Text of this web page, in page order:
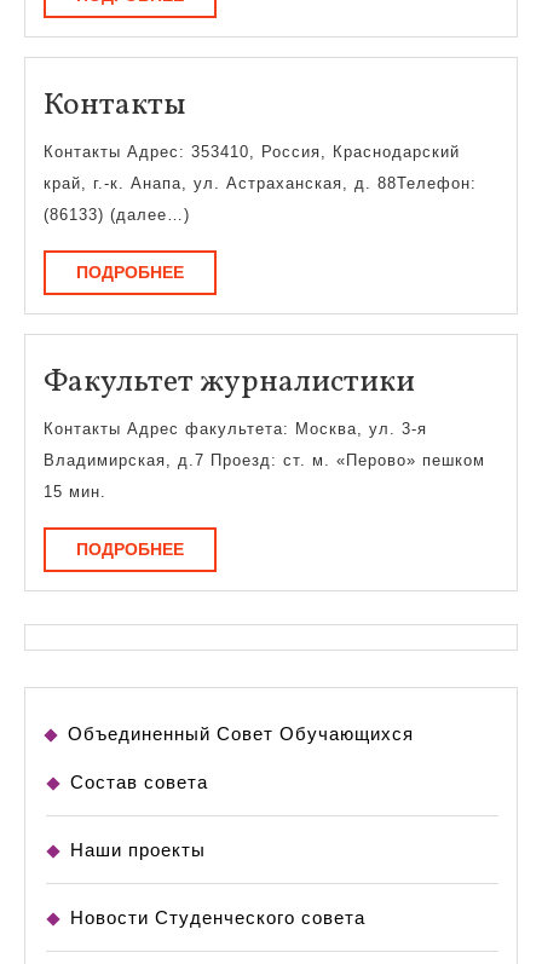
Контакты
Контакты Адрес: 353410, Россия, Краснодарский
край, г.-к. Анапа, ул. Астраханская, д. 88Телефон:
(86133) (далее…)
ПОДРОБНЕЕПОДРОБНЕЕ
Факультет журналистики
Контакты Адрес факультета: Москва, ул. 3-я
Владимирская, д.7 Проезд: ст. м. «Перово» пешком
15 мин.
ПОДРОБНЕЕПОДРОБНЕЕ
Объединенный Совет Обучающихся
Состав совета
Наши проекты
Новости Студенческого совета